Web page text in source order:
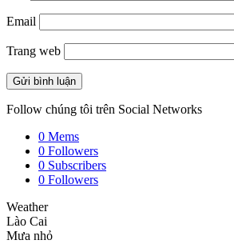
Email
Trang web
Follow chúng tôi trên Social Networks
0 Mems
0 Followers
0 Subscribers
0 Followers
Weather
Lào Cai
Mưa nhỏ